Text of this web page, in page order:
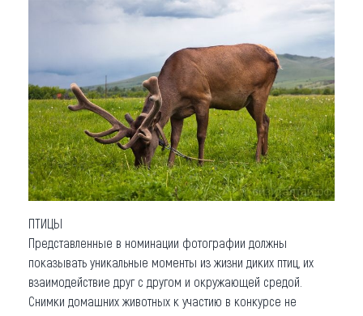
ПТИЦЫ
Представленные в номинации фотографии должны
показывать уникальные моменты из жизни диких птиц, их
взаимодействие друг с другом и окружающей средой.
Cнимки домашних животных к участию в конкурсе не